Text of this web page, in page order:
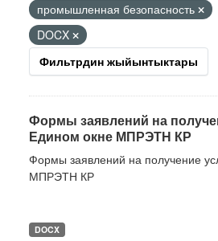
промышленная безопасность
DOCX
Фильтрдин жыйынтыктары
Формы заявлений на
Едином окне МПРЭТН КР
Формы заявлений на получение
МПРЭТН КР
DOCX